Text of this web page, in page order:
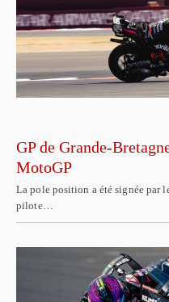
GP de Grande-
MotoGP
La pole position a été signée par
pilote…